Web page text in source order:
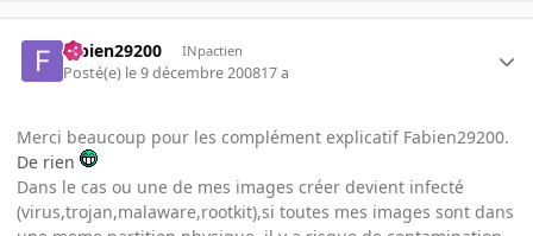
fabien29200 INpactien
Posté(e) le 9 décembre 200817 a
Merci beaucoup pour les complément explicatif Fabien29200.
De rien
Dans le cas ou une de mes images créer devient infecté
(virus,trojan,malaware,rootkit),si toutes mes images sont dans